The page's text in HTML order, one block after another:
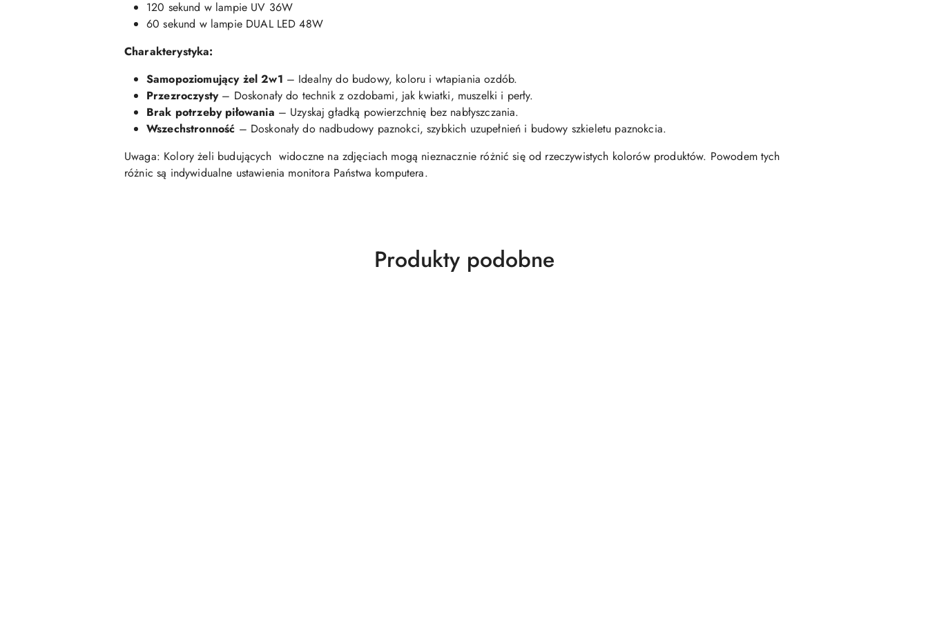
120 sekund w lampie UV 36W
60 sekund w lampie DUAL LED 48W
Charakterystyka:
Samopoziomujący żel 2w1 – Idealny do budowy, koloru i wtapiania ozdób.
Przezroczysty– Doskonały do technik z ozdobami, jak kwiatki, muszelki i perły.
Brak potrzeby piłowania – Uzyskaj gładką powierzchnię bez nabłyszczania.
Wszechstronność – Doskonały do nadbudowy paznokci, szybkich uzupełnień i budowy szkieletu paznokcia.
Uwaga: Kolory żeli budujących widoczne na zdjęciach mogą nieznacznie różnić się od rzeczywistych kolorów produktów. Powodem tych
różnic są indywidualne ustawienia monitora Państwa komputera.
Produkty
Produkty podobne